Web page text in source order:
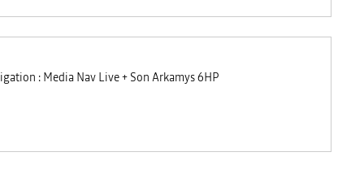
: Media Nav Live + Son Arkamys 6HP